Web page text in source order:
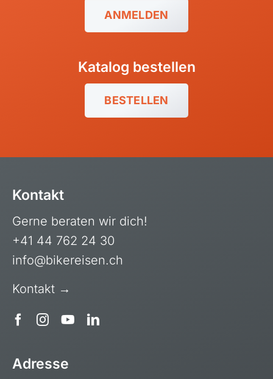
ANMELDEN
Katalog bestellen
BESTELLEN
Kontakt
Gerne beraten wir dich!
+41 44 762 24 30
info@bikereisen.ch
Kontakt →
Adresse
Baltikum (Estland, Lettland, Litauen)
Bulgarien
Frankreich
Island
Kroatien
Madeira, Portugal
Norwegen
Österreich
Polen, Masuren
Sardinien, Italien
Schweiz & Fahrtechnikkurse